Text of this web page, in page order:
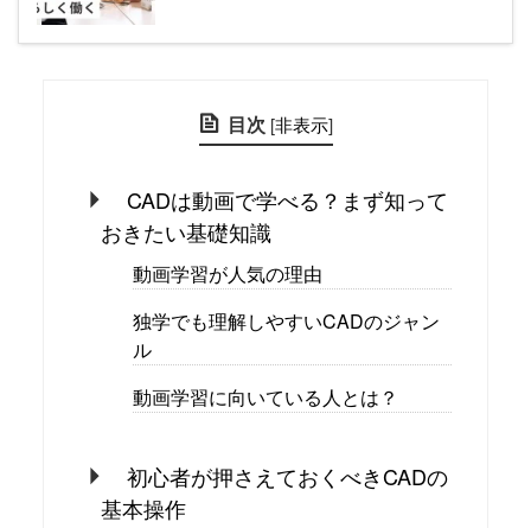
目次 [非表示]
CADは動画で学べる？まず知って
おきたい基礎知識
動画学習が人気の理由
独学でも理解しやすいCADのジャン
ル
動画学習に向いている人とは？
初心者が押さえておくべきCADの
基本操作